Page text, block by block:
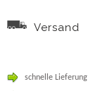
Versand
schnelle Lieferung